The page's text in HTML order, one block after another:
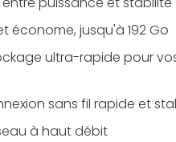
économe, jusqu'à 192 Go
ultra-rapide pour
sans fil rapide et
à haut débit